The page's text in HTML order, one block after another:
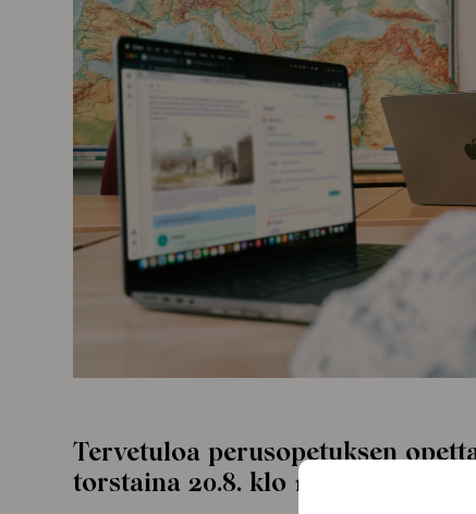
Kokeilutarjous
Ainstain
KIRJAUDU
Käyttöönotto
Tilaa
Yläkoulu
Yläkoulun
Hinnasto
Käyttöönotto
Tervetuloa perusopetuksen
torstaina 20.8. klo 15–15.45